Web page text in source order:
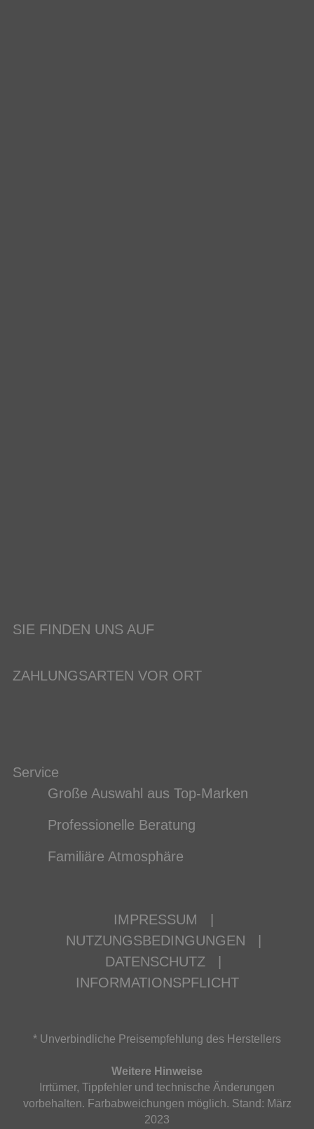
SIE FINDEN UNS AUF
ZAHLUNGSARTEN VOR ORT
Service
Große Auswahl aus Top-Marken
Professionelle Beratung
Familiäre Atmosphäre
IMPRESSUM
NUTZUNGSBEDINGUNGEN
DATENSCHUTZ
INFORMATIONSPFLICHT
* Unverbindliche Preisempfehlung des Herstellers
Weitere Hinweise
Irrtümer, Tippfehler und technische Änderungen
vorbehalten. Farbabweichungen möglich. Stand: März
2023